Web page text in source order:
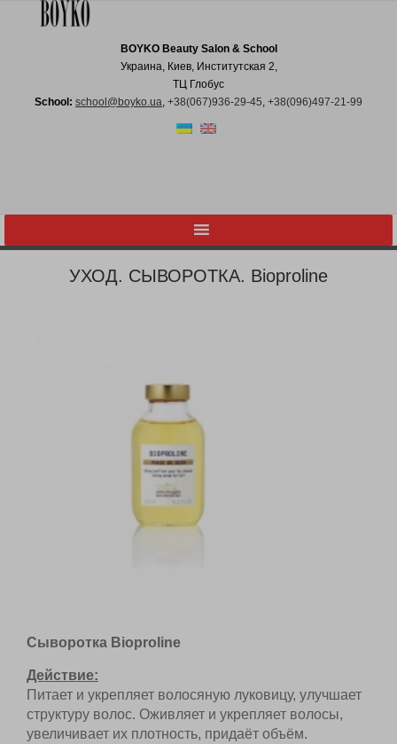
BOYKO Beauty Salon & School
Украина, Киев, Институтская 2,
ТЦ Глобус
School: school@boyko.ua,+38(067)936‑29‑45,+38(096)497‑21‑99
УХОД. СЫВОРОТКА. Bioproline
Сыворотка Bioproline
Действие:
Питает и укрепляет волосяную луковицу,
улучшает структуру волос. Оживляет и укрепляет
волосы, увеличивает их плотность, придаёт